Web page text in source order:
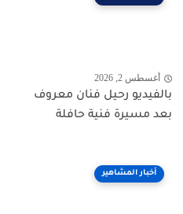
أغسطس 2, 2026
بالفيديو رحيل فنان معروف
بعد مسيرة فنية حافلة
أخبار المشاهير